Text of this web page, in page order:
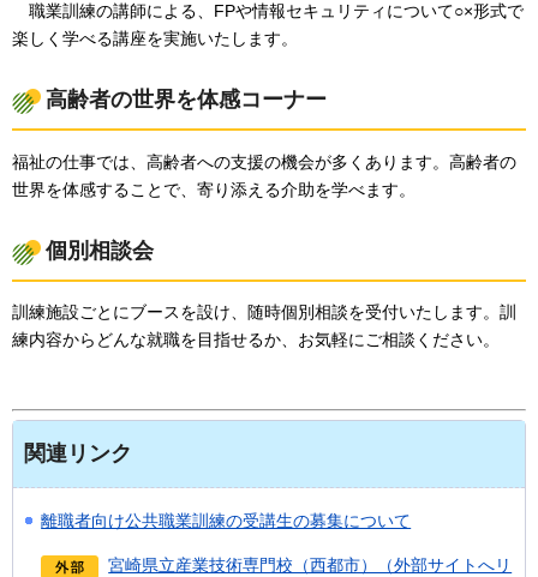
職業訓練の講師による、FPや情報セキュリティについて○×形式で
楽しく学べる講座を実施いたします。
高齢者の世界を体感コーナー
福祉の仕事では、高齢者への支援の機会が多くあります。高齢者の
世界を体感することで、寄り添える介助を学べます。
個別相談会
訓練施設ごとにブースを設け、随時個別相談を受付いたします。訓
練内容からどんな就職を目指せるか、お気軽にご相談ください。
関連リンク
離職者向け公共職業訓練の受講生の募集について
宮崎県立産業技術専門校（西都市）（外部サイトへリ